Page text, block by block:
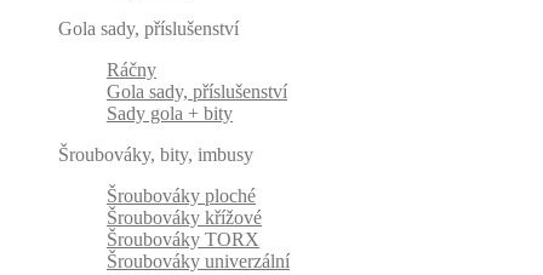
Gola sady, příslušenství
Ráčny
Gola sady, příslušenství
Sady gola + bity
Šroubováky, bity, imbusy
Šroubováky ploché
Šroubováky křížové
Šroubováky TORX
Šroubováky univerzální